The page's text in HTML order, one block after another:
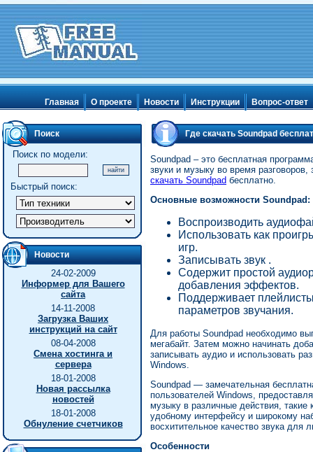
Главная О проекте Новости Инструкции Вопрос-ответ
Поиск
Поиск по модели:
Быстрый поиск:
Новости
24-02-2009
Информер для Вашего
сайта
14-11-2008
Загрузка Ваших
инструкций на сайт
08-04-2008
Смена хостинга и
сервера
18-01-2008
Новая рассылка
новостей
18-01-2008
Обнуление счетчиков
Где скачать Soundpad
Soundpad – это бесплатная
звуки и музыку во время
скачать Soundpad бесплатно.
Основные возможности Soundpad:
Воспроизводить
Использовать как
игр.
Записывать звук .
Содержит простой
добавления эффектов.
Поддерживает
параметров звучания.
Для работы Soundpad необходимо
мегабайт. Затем можно начинать
записывать аудио и использовать
Windows.
Soundpad — замечательная
пользователей Windows,
музыку в различные действия, такие
удобному интерфейсу и широкому
восхитительное качество звука для
Особенности